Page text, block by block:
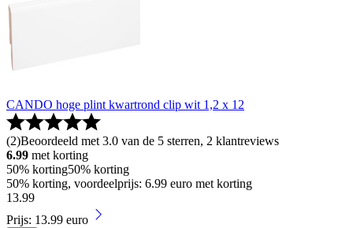
CANDO hoge plint kwartrond clip wit 1,2 x 12
(2)Beoordeeld met 3.0 van de 5 sterren, 2 klantreviews
6.99 met korting
50% korting50% korting
50% korting, voordeelprijs: 6.99 euro met korting
13.99
Prijs: 13.99 euro